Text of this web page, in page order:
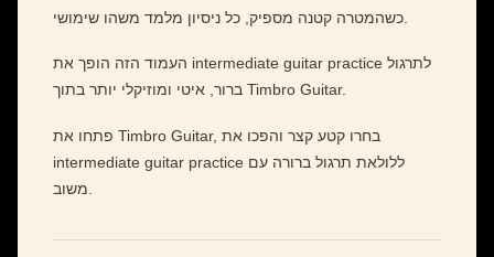
העמוד הזה הופך את intermediate guitar practice לתרגול
ברור, איטי ומוזיקלי יותר בתוך Timbro Guitar.
פתחו את Timbro Guitar, בחרו קטע קצר והפכו את
intermediate guitar practice ללולאת תרגול ברורה עם